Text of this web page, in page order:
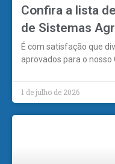
Confira a lista
de Sistemas
É com satisfação que
aprovados para o nosso
1 de julho de 2026